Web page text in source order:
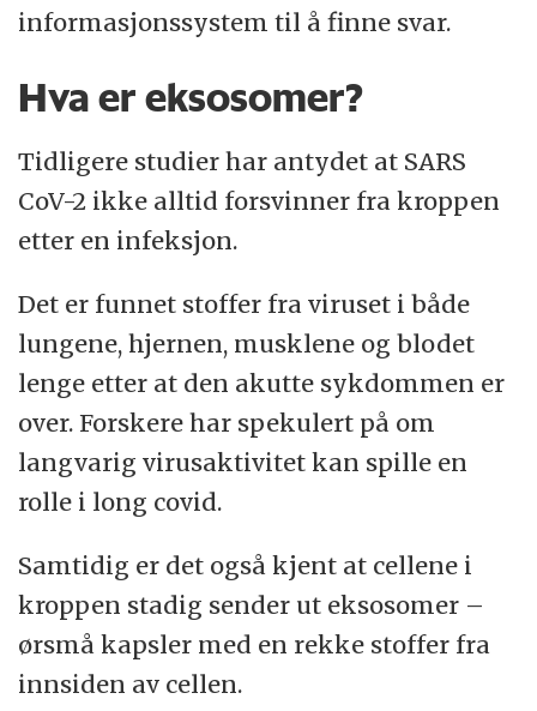
informasjonssystem til å finne svar.
Hva er eksosomer?
Tidligere studier har antydet at SARS
CoV-2 ikke alltid forsvinner fra kroppen
etter en infeksjon.
Det er funnet stoffer fra viruset i både
lungene, hjernen, musklene og blodet
lenge etter at den akutte sykdommen er
over. Forskere har spekulert på om
langvarig virusaktivitet kan spille en
rolle i long covid.
Samtidig er det også kjent at cellene i
kroppen stadig sender ut eksosomer –
ørsmå kapsler med en rekke stoffer fra
innsiden av cellen.